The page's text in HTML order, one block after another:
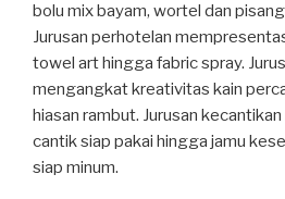
bolu mix bayam, wortel dan
Jurusan perhotelan
towel art hingga fabric spray.
mengangkat kreativitas kain
hiasan rambut. Jurusan
cantik siap pakai hingga jamu
siap minum.